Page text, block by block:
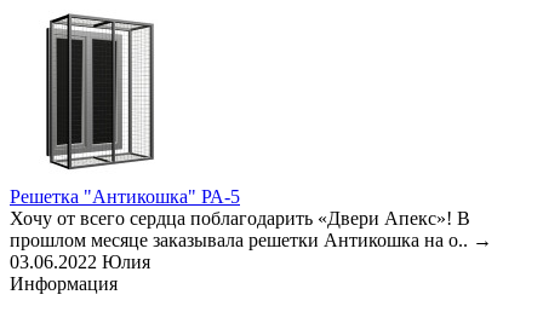
Решетка "Антикошка" РА-5
Хочу от всего сердца поблагодарить «Двери Апекс»! В
прошлом месяце заказывала решетки Антикошка на о.. →
03.06.2022 Юлия
Информация